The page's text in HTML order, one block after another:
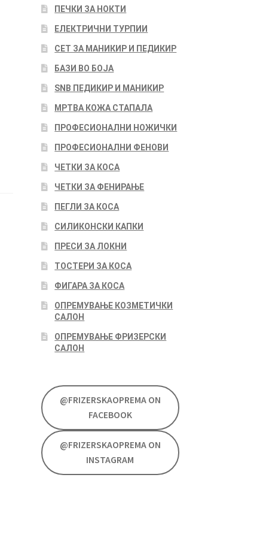
ПЕЧКИ ЗА НОКТИ
ЕЛЕКТРИЧНИ ТУРПИИ
СЕТ ЗА МАНИКИР И ПЕДИКИР
БАЗИ ВО БОЈА
SNB ПЕДИКИР И МАНИКИР
МРТВА КОЖА СТАПАЛА
ПРОФЕСИОНАЛНИ НОЖИЧКИ
ПРОФЕСИОНАЛНИ ФЕНОВИ
ЧЕТКИ ЗА КОСА
ЧЕТКИ ЗА ФЕНИРАЊЕ
ПЕГЛИ ЗА КОСА
СИЛИКОНСКИ КАПКИ
ПРЕСИ ЗА ЛОКНИ
ТОСТЕРИ ЗА КОСА
ФИГАРА ЗА КОСА
ОПРЕМУВАЊЕ КОЗМЕТИЧКИ
САЛОН
ОПРЕМУВАЊЕ ФРИЗЕРСКИ
САЛОН
@FRIZERSKAOPREMA ON
FACEBOOK
@FRIZERSKAOPREMA ON
INSTAGRAM